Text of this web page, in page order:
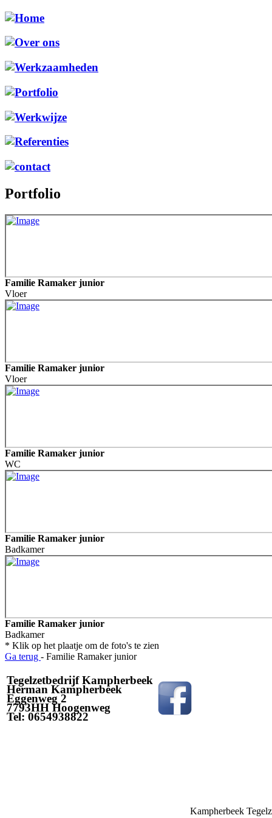
Portfolio
Familie Ramaker junior
Vloer
Familie Ramaker junior
Vloer
Familie Ramaker junior
WC
Familie Ramaker junior
Badkamer
Familie Ramaker junior
Badkamer
* Klik op het plaatje om de foto's te zien
Ga terug - Familie Ramaker junior
Tegelzetbedrijf Kampherbeek
Herman Kampherbeek
Eggenweg 2
7793HH Hoogenweg
Tel: 0654938822
Kampherbeek